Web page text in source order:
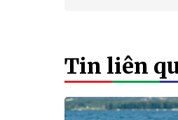
Tin liên